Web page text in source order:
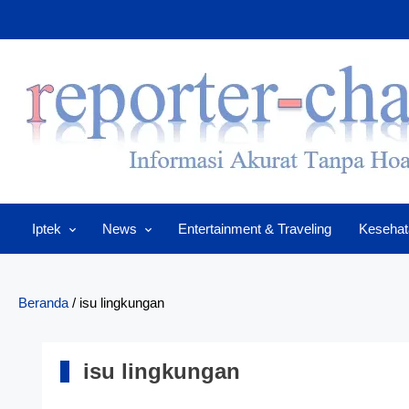
to
Iptek News Entertainment & Traveling
Beranda / isu lingkungan
isu lingkungan